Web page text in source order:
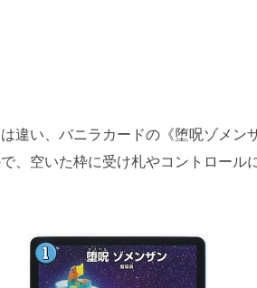
違い、バニラカードの《堕呪ゾメ
、空いた枠に受け札やコントロール